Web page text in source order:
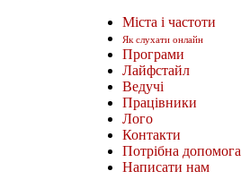
Міста і частоти
Як слухати онлайн
Програми
Лайфстайл
Ведучі
Працівники
Лого
Контакти
Потрібна допомога
Написати нам